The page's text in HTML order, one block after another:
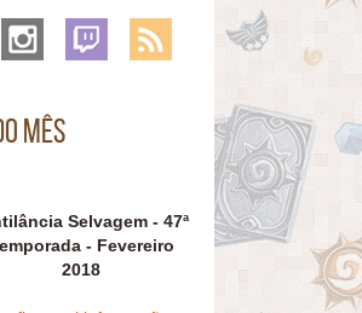
mês
Selvagem - 47ª
- Fevereiro
2018